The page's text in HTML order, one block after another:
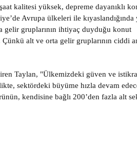
kalitesi yüksek, depreme dayanıklı
Avrupa ülkeleri ile kıyaslandığında
gelir gruplarının ihtiyaç duyduğu konut
alt ve orta gelir gruplarının ciddi
Taylan, "Ülkemizdeki güven ve
sektördeki büyüme hızla devam
kendisine bağlı 200’den fazla alt